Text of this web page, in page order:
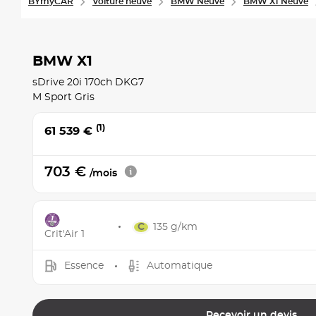
BMW X1
sDrive 20i 170ch DKG7
M Sport Gris
61 539 € (1)
703 € /mois
Crit'Air 1
135 g/km
Essence Automatique